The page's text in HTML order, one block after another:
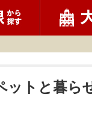
トと暮ら